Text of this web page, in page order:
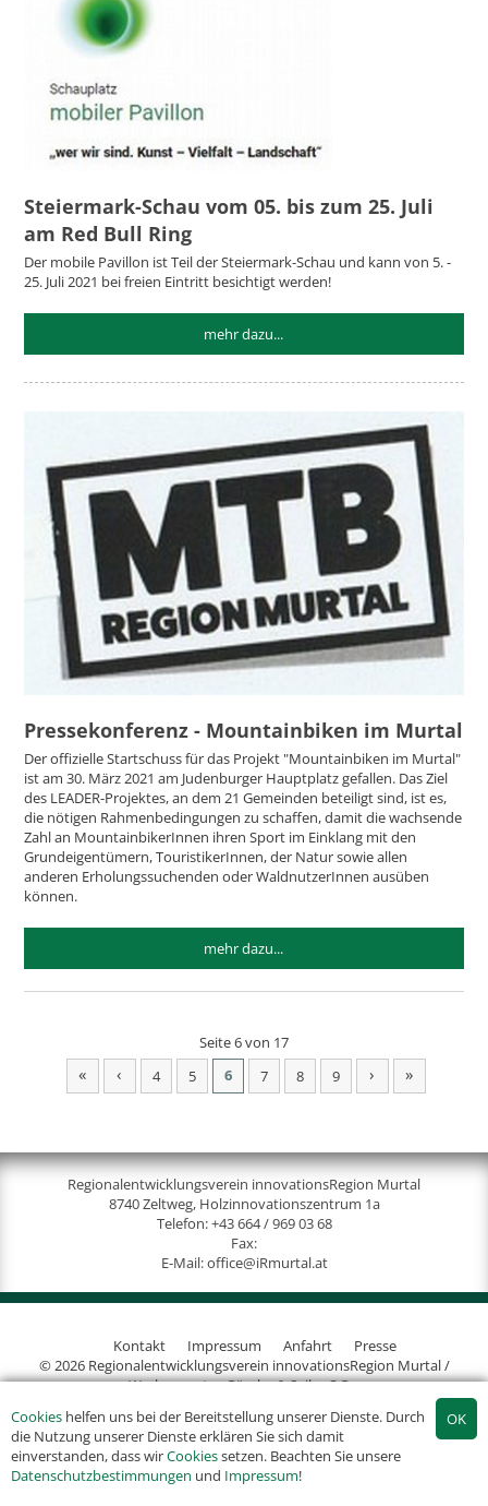
Cookies helfen uns bei der Bereitstellung unserer Dienste. Durch
die Nutzung unserer Dienste erklären Sie sich damit
einverstanden, dass wirCookiessetzen. Beachten Sie unsere
Datenschutzbestimmungen und Impressum!
Steiermark-Schau vom 05. bis zum 25. Juli
am Red Bull Ring
Der mobile Pavillon ist Teil der Steiermark-Schau und kann von 5. -
25. Juli 2021 bei freien Eintritt besichtigt werden!
mehr dazu...
Pressekonferenz - Mountainbiken im Murtal
Der offizielle Startschuss für das Projekt "Mountainbiken im Murtal"
ist am 30. März 2021 am Judenburger Hauptplatz gefallen. Das Ziel
des LEADER-Projektes, an dem 21 Gemeinden beteiligt sind, ist es,
die nötigen Rahmenbedingungen zu schaffen, damit die wachsende
Zahl an MountainbikerInnen ihren Sport im Einklang mit den
Grundeigentümern, TouristikerInnen, der Natur sowie allen
anderen Erholungssuchenden oder WaldnutzerInnen ausüben
können.
mehr dazu...
Seite 6 von 17
« ‹ 4 5 6 7 8 9 › »
Regionalentwicklungsverein innovationsRegion Murtal
8740 Zeltweg, Holzinnovationszentrum 1a
Telefon:+43 664 / 969 03 68
Fax:
E-Mail:office@iRmurtal.at
Kontakt Impressum Anfahrt
Presse
© 2026 Regionalentwicklungsverein innovationsRegion Murtal /
Werbeagentur Gössler & Sailer OG